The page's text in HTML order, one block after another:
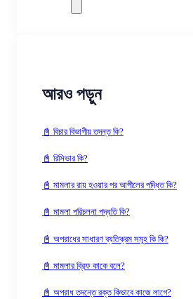
আরও পড়ুন
📓 বিচার বিভাগীয় তদন্ত কি?
📓 রিসিভার কি?
📓 মামলার রায় হওয়ার পর আপীলের পদ্ধিত কি?
📓 মামলা পরিচলনা পদ্ধতি কি?
📓 অপরাধের সাধারণ ব্যতিক্রম সমূহ কি কি?
📓 মামলার ব্রিফ কাকে বলে?
📓 অপরাধ তদন্তে রক্ত কিভাবে কাজে লাগে?